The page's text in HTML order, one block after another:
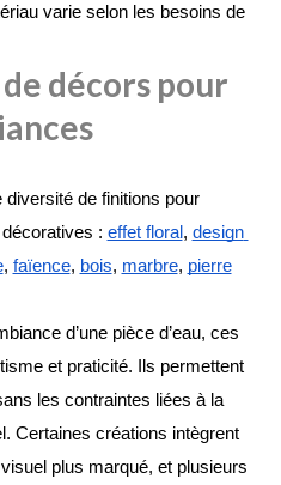
varie selon les besoins de
décors pour
diversité de finitions pour
: effet floral , design
, faïence, bois, marbre, pierre
d’une pièce d’eau, ces
et praticité. Ils permettent
les contraintes liées à la
Certaines créations intègrent
plus marqué, et plusieurs